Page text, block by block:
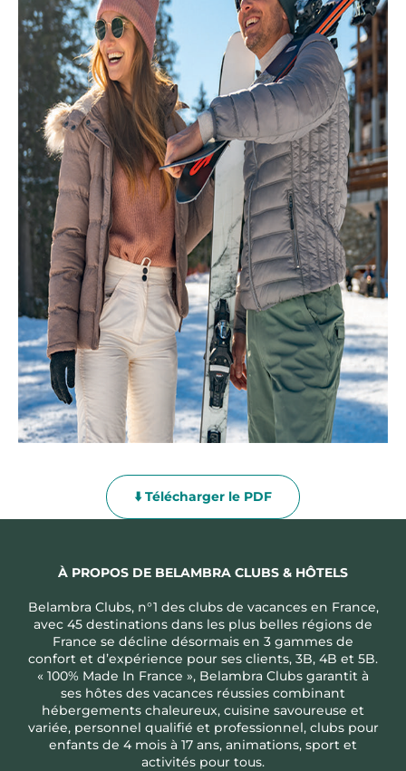
⬇️ Télécharger le PDF
À PROPOS DE BELAMBRA CLUBS & HÔTELS
Belambra Clubs, n°1 des clubs de vacances en France,
avec 45 destinations dans les plus belles régions de
France se décline désormais en 3 gammes de
confort et d’expérience pour ses clients, 3B, 4B et 5B.
« 100% Made In France », Belambra Clubs garantit à
ses hôtes des vacances réussies combinant
hébergements chaleureux, cuisine savoureuse et
variée, personnel qualifié et professionnel, clubs pour
enfants de 4 mois à 17 ans, animations, sport et
activités pour tous.